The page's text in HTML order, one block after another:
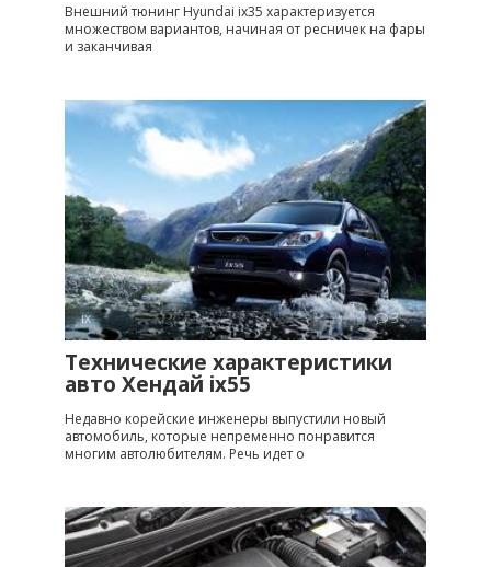
Внешний тюнинг Hyundai ix35 характеризуется
множеством вариантов, начиная от ресничек на фары
и заканчивая
ix 3
Технические характеристики
авто Хендай ix55
Недавно корейские инженеры выпустили новый
автомобиль, которые непременно понравится
многим автолюбителям. Речь идет о